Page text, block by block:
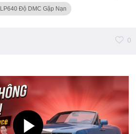
Độ DMC Gặp Nạn
0